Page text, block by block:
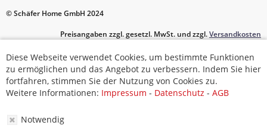
© Schäfer Home GmbH 2024
Preisangaben zzgl. gesetzl. MwSt. und zzgl.Versandkosten
Diese Webseite verwendet Cookies, um bestimmte Funktionen
zu ermöglichen und das Angebot zu verbessern. Indem Sie hier
fortfahren, stimmen Sie der Nutzung von Cookies zu.
Weitere Informationen: Impressum - Datenschutz - AGB
Notwendig
Diese Webseite verwendet Cookies, um bestimmte Funktionen
zu ermöglichen und das Angebot zu verbessern. Indem Sie hier
fortfahren, stimmen Sie der Nutzung von Cookies zu.
Weitere Informationen: Impressum - Datenschutz - AGB
Notwendig